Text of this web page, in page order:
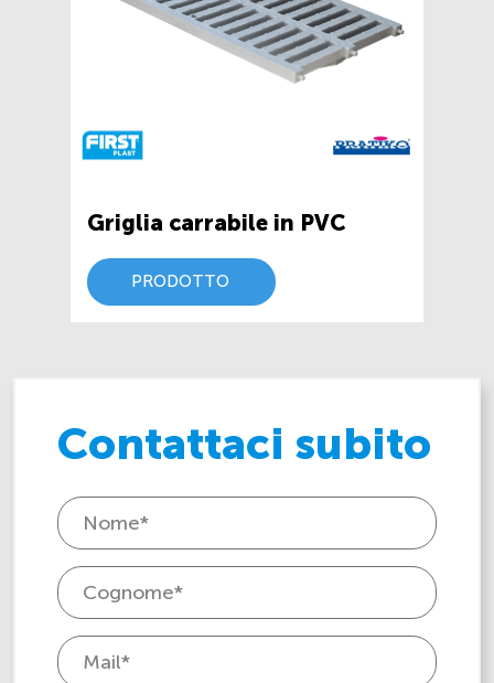
Griglia carrabile in PVC
PRODOTTO
Contattaci subito